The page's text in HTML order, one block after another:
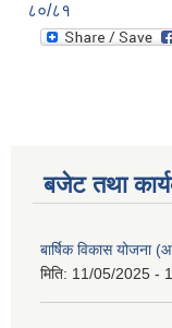
८०/८१
बजेट तथा
बार्षिक विकास
मिति: 11/05/2025 -